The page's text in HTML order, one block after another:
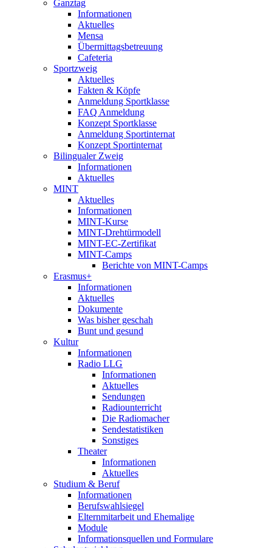
Ganztag
Informationen
Aktuelles
Mensa
Übermittagsbetreuung
Cafeteria
Sportzweig
Aktuelles
Fakten & Köpfe
Anmeldung Sportklasse
FAQ Anmeldung
Konzept Sportklasse
Anmeldung Sportinternat
Konzept Sportinternat
Bilingualer Zweig
Informationen
Aktuelles
MINT
Aktuelles
Informationen
MINT-Kurse
MINT-Drehtürmodell
MINT-EC-Zertifikat
MINT-Camps
Berichte von MINT-Camps
Erasmus+
Informationen
Aktuelles
Dokumente
Was bisher geschah
Bunt und gesund
Kultur
Informationen
Radio LLG
Informationen
Aktuelles
Sendungen
Radiounterricht
Die Radiomacher
Sendestatistiken
Sonstiges
Theater
Informationen
Aktuelles
Studium & Beruf
Informationen
Berufswahlsiegel
Elternmitarbeit und Ehemalige
Module
Informationsquellen und Formulare